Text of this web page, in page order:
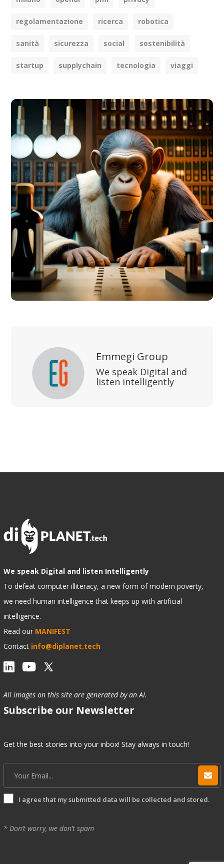
regolamentazione ricerca robotica
sanità sicurezza social sostenibilità
startup supplychain tecnologia viaggi
Emmegi Group
We speak Digital and
listen intelligently
We speak Digital and listen Intelligently
To defeat computer illiteracy, a new form of modern poverty,
we need human intelligence that keeps up with artificial
intelligence.
Read our MANIFEST
Contact info@diplanet.tech
All images on this site are generated by an AI.
Subscribe our Newsletter
Get the best stories into your inbox! Stay always in touch!
I agree that my submitted data will be collected and stored.
* Don’t worry, we don’t spam